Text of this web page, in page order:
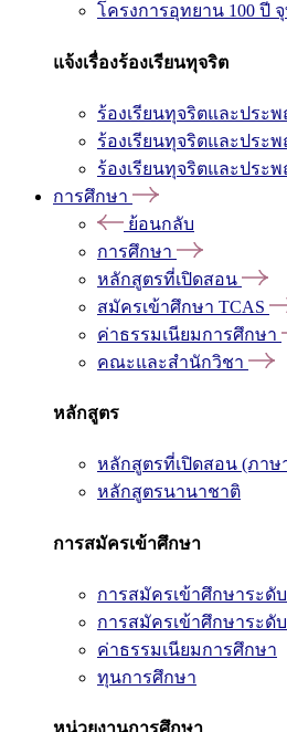
โครงการอุทยาน 100 ปี
แจ้งเรื่องร้องเรียนทุจริต
ร้องเรียนทุจริตและประ
ร้องเรียนทุจริตและประ
ร้องเรียนทุจริตและประ
การศึกษา
ย้อนกลับ
การศึกษา
หลักสูตรที่เปิดสอน
สมัครเข้าศึกษา TCAS
ค่าธรรมเนียมการศึกษา
คณะและสำนักวิชา
หลักสูตร
หลักสูตรที่เปิดสอน (ภาษ
หลักสูตรนานาชาติ
การสมัครเข้าศึกษา
การสมัครเข้าศึกษาระ
การสมัครเข้าศึกษาระ
ค่าธรรมเนียมการศึกษา
ทุนการศึกษา